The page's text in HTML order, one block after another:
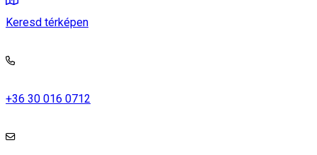
Keresd térképen
+36 30 016 0712